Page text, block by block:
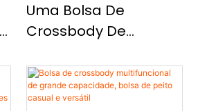
Uma Bolsa De
Crossbody De
Com USB, Uma Bolsa
Torácica Elegante E